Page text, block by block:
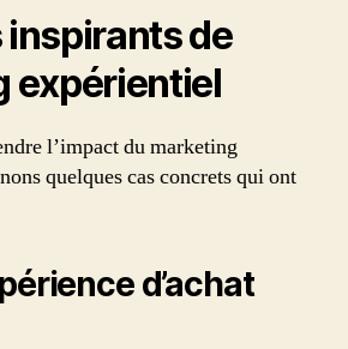
inspirants de
expérientiel
l’impact du marketing
quelques cas concrets qui ont
d’achat